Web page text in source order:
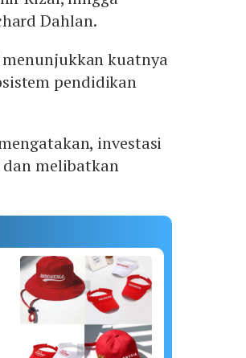
Dahlan.
kuatnya
pendidikan
investasi
melibatkan